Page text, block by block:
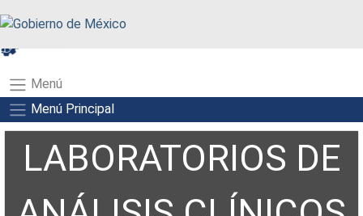
Menú
Menú Principal
LABORATORIOS DE